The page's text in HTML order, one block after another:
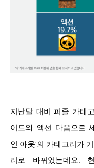
지난달 대비 퍼즐 카테
이드와 액션 다음으로
인 아웃'의 카테고리가
리로 바뀌었는데요.